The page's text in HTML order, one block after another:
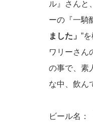
ル』さんと
ーの『一騎
ました」 ”
ワリーさん
の事で、素
な中、飲ん
ビール名：